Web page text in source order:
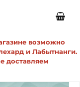
возможно
и Лабытнанги.
доставляем